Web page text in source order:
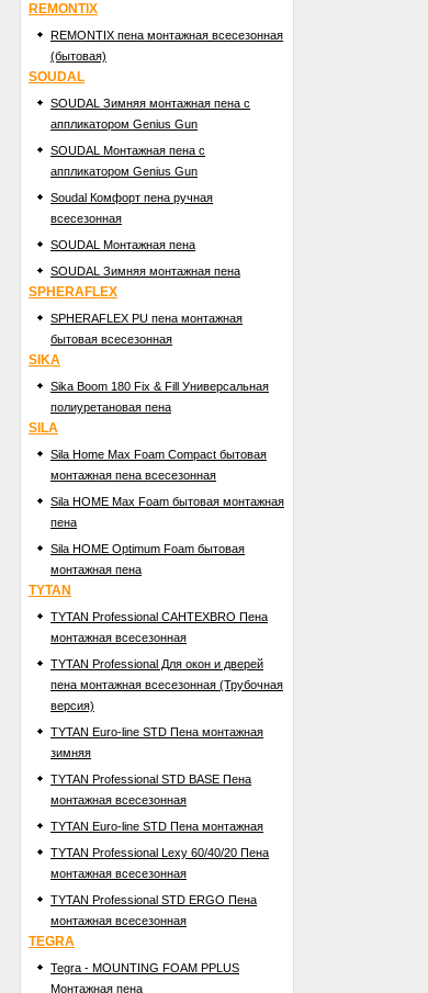
REMONTIX
REMONTIX пена монтажная всесезонная
(бытовая)
SOUDAL
SOUDAL Зимняя монтажная пена с
аппликатором Genius Gun
SOUDAL Монтажная пена с
аппликатором Genius Gun
Soudal Комфорт пена ручная
всесезонная
SOUDAL Монтажная пена
SOUDAL Зимняя монтажная пена
SPHERAFLEX
SPHERAFLEX PU пена монтажная
бытовая всесезонная
SIKA
Sika Boom 180 Fix & Fill Универсальная
полиуретановая пена
SILA
Sila Home Max Foam Compact бытовая
монтажная пена всесезонная
Sila HOME Max Foam бытовая монтажная
пена
Sila HOME Optimum Foam бытовая
монтажная пена
TYTAN
TYTAN Professional САНТЕХBRO Пена
монтажная всесезонная
TYTAN Professional Для окон и дверей
пена монтажная всесезонная (Трубочная
версия)
TYTAN Euro-line STD Пена монтажная
зимняя
TYTAN Professional STD BASE Пена
монтажная всесезонная
TYTAN Euro-line STD Пена монтажная
TYTAN Professional Lexy 60/40/20 Пена
монтажная всесезонная
TYTAN Professional STD ERGO Пена
монтажная всесезонная
TEGRA
Tegra - MOUNTING FOAM PPLUS
Mонтажная пена